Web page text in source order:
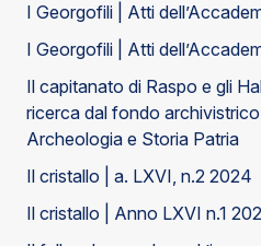
I Georgofili | Atti
I Georgofili | Atti
Il capitanato di Raspo e gli
ricerca dal fondo
Archeologia e Storia Patria
Il cristallo | a. LXVI, n.2 2024
Il cristallo | Anno LXVI n.1